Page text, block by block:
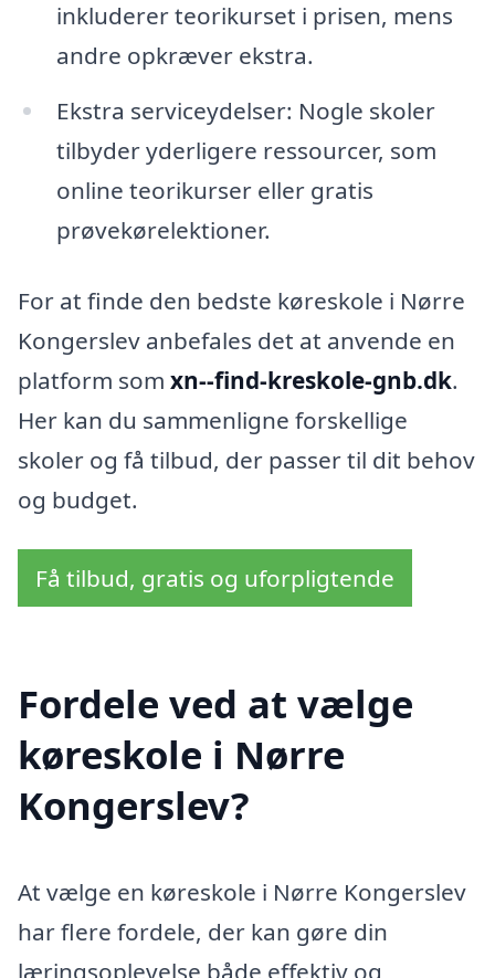
inkluderer teorikurset i prisen, mens
andre opkræver ekstra.
Ekstra serviceydelser: Nogle skoler
tilbyder yderligere ressourcer, som
online teorikurser eller gratis
prøvekørelektioner.
For at finde den bedste køreskole i Nørre
Kongerslev anbefales det at anvende en
platform som xn--find-kreskole-gnb.dk.
Her kan du sammenligne forskellige
skoler og få tilbud, der passer til dit behov
og budget.
Få tilbud, gratis og uforpligtende
Fordele ved at vælge
køreskole i Nørre
Kongerslev?
At vælge en køreskole i Nørre Kongerslev
har flere fordele, der kan gøre din
læringsoplevelse både effektiv og